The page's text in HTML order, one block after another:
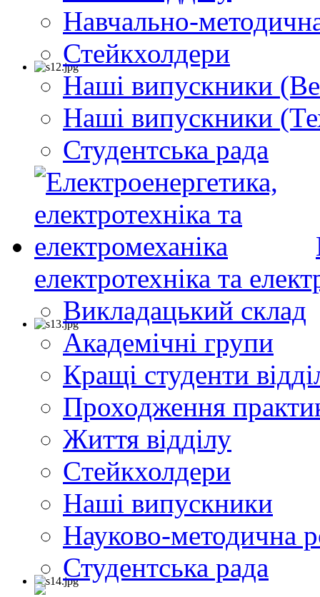
Навчально-
Стейкхолдери
Наші випускники
Наші випускники
Студентська рада
електротехніка та
Викладацький склад
Академічні групи
Кращі студенти
Проходження
Життя відділу
Cтейкхолдери
Наші випускники
Науково-методична
Студентська рада